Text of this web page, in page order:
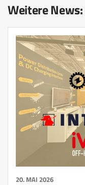
Weitere News:
20. MAI 2026